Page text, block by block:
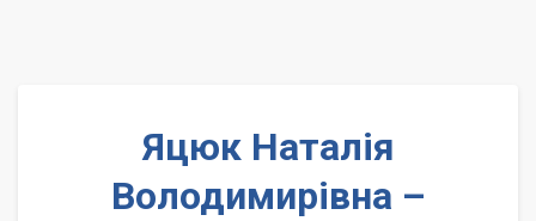
Яцюк Наталія
Володимирівна –